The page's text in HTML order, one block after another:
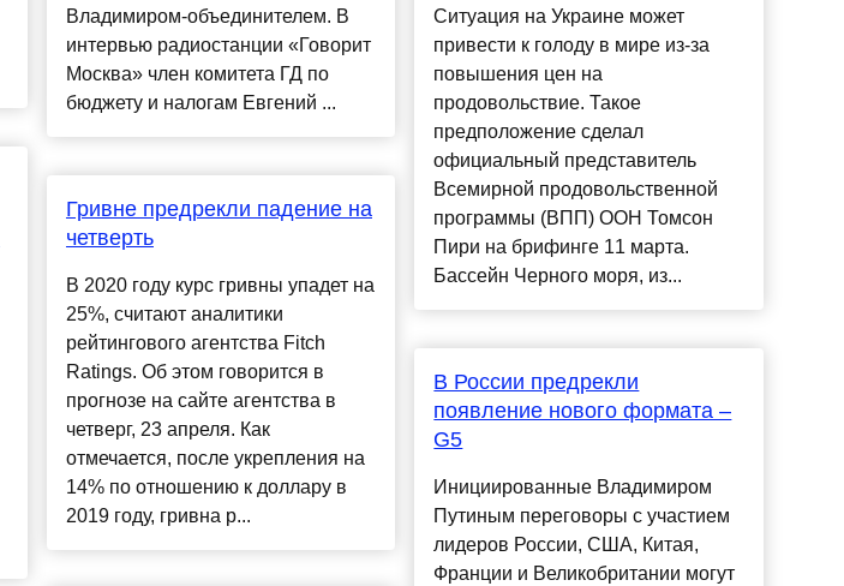
Владимиром-объединителем. В
интервью радиостанции «Говорит
Москва» член комитета ГД по
бюджету и налогам Евгений ...
Гривне предрекли падение на
четверть
В 2020 году курс гривны упадет на
25%, считают аналитики
рейтингового агентства Fitch
Ratings. Об этом говорится в
прогнозе на сайте агентства в
четверг, 23 апреля. Как
отмечается, после укрепления на
14% по отношению к доллару в
2019 году, гривна р...
Ситуация на Украине может
привести к голоду в мире из-за
повышения цен на
продовольствие. Такое
предположение сделал
официальный представитель
Всемирной продовольственной
программы (ВПП) ООН Томсон
Пири на брифинге 11 марта.
Бассейн Черного моря, из...
В России предрекли
появление нового формата –
G5
Инициированные Владимиром
Путиным переговоры с участием
лидеров России, США, Китая,
Франции и Великобритании могут